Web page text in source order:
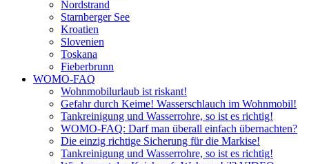
Nordstrand
Starnberger See
Kroatien
Slovenien
Toskana
Fieberbrunn
WOMO-FAQ
Wohnmobilurlaub ist riskant!
Gefahr durch Keime! Wasserschlauch im Wohnmobil!
Tankreinigung und Wasserrohre, so ist es richtig!
WOMO-FAQ: Darf man überall einfach übernachten?
Die einzig richtige Sicherung für die Markise!
Tankreinigung und Wasserrohre, so ist es richtig!